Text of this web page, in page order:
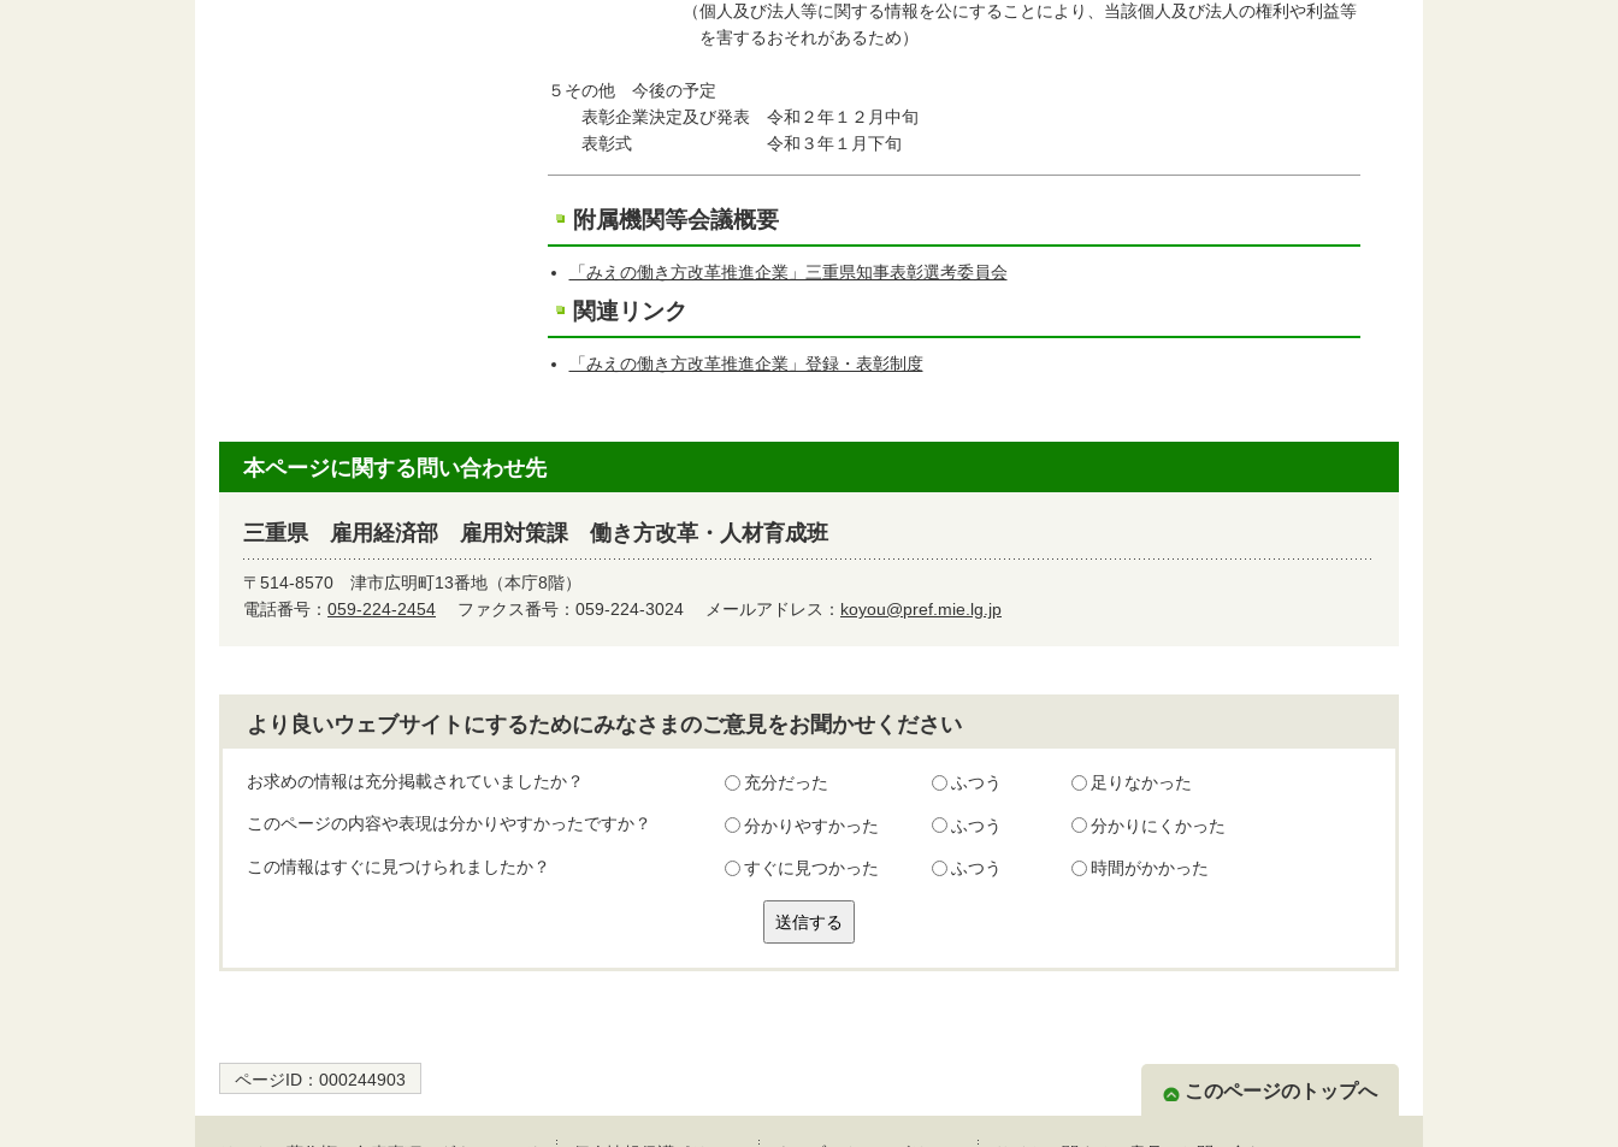
（個人及び法人等に関する情報を公にすることにより、当該個人及び法人の権利や利益等
を害するおそれがあるため）
５その他 今後の予定
表彰企業決定及び発表 令和２年１２月中旬
表彰式 令和３年１月下旬
附属機関等会議概要
「みえの働き方改革推進企業」三重県知事表彰選考委員会
関連リンク
「みえの働き方改革推進企業」登録・表彰制度
本ページに関する問い合わせ先
三重県 雇用経済部 雇用対策課 働き方改革・人材育成班
〒514-8570 津市広明町13番地（本庁8階）
電話番号： 059-224-2454 ファクス番号：059-224-3024 メールアドレス： koyou@pref.mie.lg.jp
より良いウェブサイトにするためにみなさまのご意見をお聞かせください
お求めの情報は充分掲載されていましたか？ 充分だった ふつう 足りなかった
このページの内容や表現は分かりやすかったですか？ 分かりやすかった ふつう 分かりにくかった
この情報はすぐに見つけられましたか？ すぐに見つかった ふつう 時間がかかった
ページID： 000244903
このページのトップへ